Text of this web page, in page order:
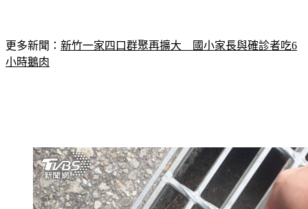
更多新聞： 新竹一家四口群聚再擴大　國小家長與確診者吃6
小時鵝肉